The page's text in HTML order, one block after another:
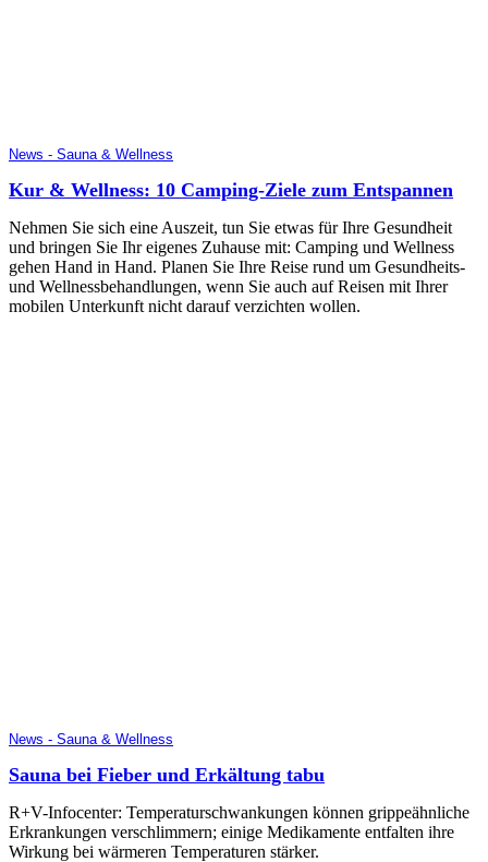
News - Sauna & Wellness
Kur & Wellness: 10 Camping-Ziele zum Entspannen
Nehmen Sie sich eine Auszeit, tun Sie etwas für Ihre Gesundheit
und bringen Sie Ihr eigenes Zuhause mit: Camping und Wellness
gehen Hand in Hand. Planen Sie Ihre Reise rund um Gesundheits-
und Wellnessbehandlungen, wenn Sie auch auf Reisen mit Ihrer
mobilen Unterkunft nicht darauf verzichten wollen.
News - Sauna & Wellness
Sauna bei Fieber und Erkältung tabu
R+V-Infocenter: Temperaturschwankungen können grippeähnliche
Erkrankungen verschlimmern; einige Medikamente entfalten ihre
Wirkung bei wärmeren Temperaturen stärker.